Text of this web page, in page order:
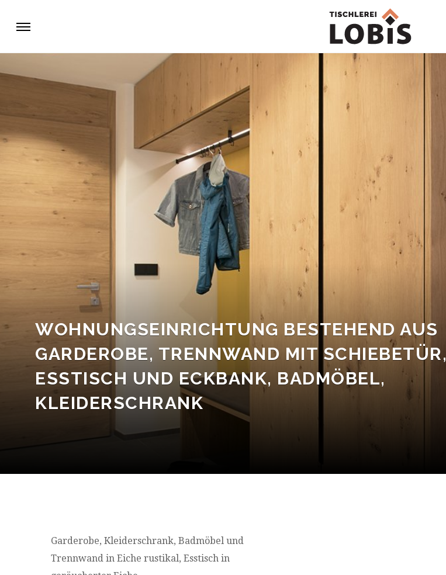
WOHNUNGSEINRICHTUNG BESTEHEND AUS
GARDEROBE, TRENNWAND MIT SCHIEBETÜR,
ESSTISCH UND ECKBANK, BADMÖBEL,
KLEIDERSCHRANK
Garderobe, Kleiderschrank, Badmöbel und
Trennwand in Eiche rustikal, Esstisch in